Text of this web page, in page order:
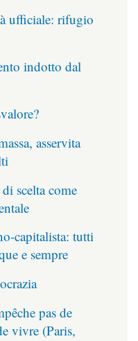
ufficiale: rifugio
indotto dal
asservita
scelta come
capitalista: tutti
e sempre
pas de
vivre (Paris,